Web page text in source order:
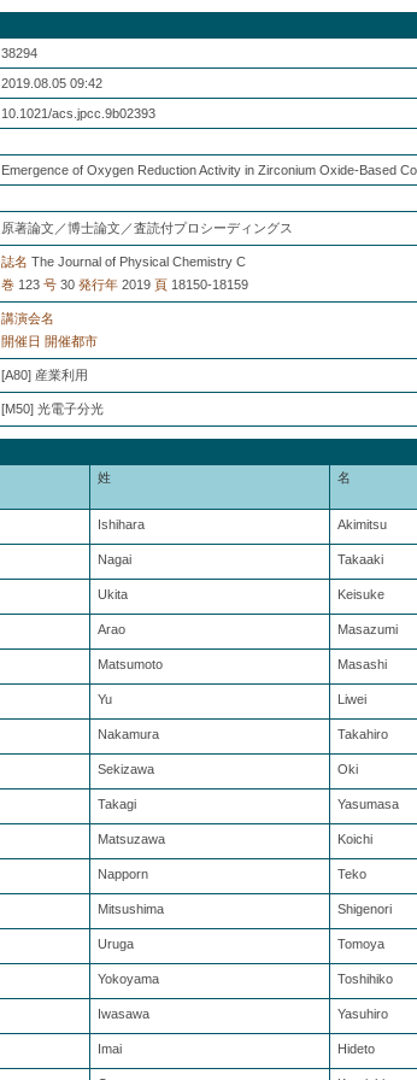
38294
2019.08.05 09:42
10.1021/acs.jpcc.9b02393
Emergence of Oxygen Reduction Activity in Zirconium Oxide-Based
原著論文／博士論文／査読付プロシーディングス
誌名 The Journal of Physical Chemistry C
巻 123 号 30 発行年 2019 頁 18150-18159
講演会名
開催日 開催都市
[A80] 産業利用
[M50] 光電子分光
姓 名
Ishihara Akimitsu
Nagai Takaaki
Ukita Keisuke
Arao Masazumi
Matsumoto Masashi
Yu Liwei
Nakamura Takahiro
Sekizawa Oki
Takagi Yasumasa
Matsuzawa Koichi
Napporn Teko
Mitsushima Shigenori
Uruga Tomoya
Yokoyama Toshihiko
Iwasawa Yasuhiro
Imai Hideto